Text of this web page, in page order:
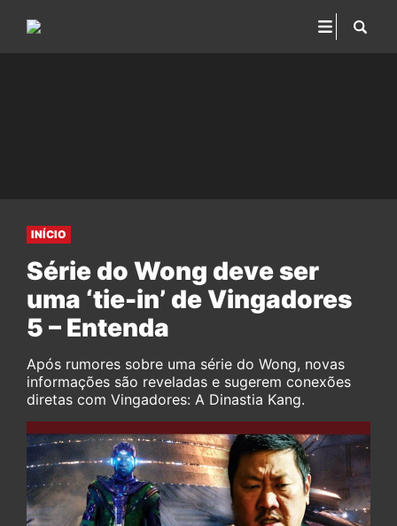
INÍCIO
Série do Wong deve ser
uma ‘tie-in’ de Vingadores
5 – Entenda
Após rumores sobre uma série do Wong, novas
informações são reveladas e sugerem conexões
diretas com Vingadores: A Dinastia Kang.